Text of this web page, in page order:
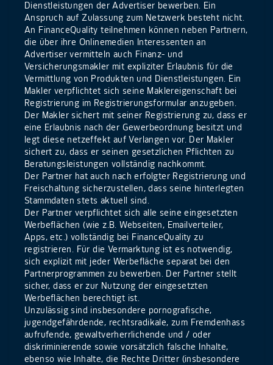
Dienstleistungen der Advertiser bewerben. Ein
Anspruch auf Zulassung zum Netzwerk besteht nicht.
An FinanceQuality teilnehmen können neben Partnern,
die über ihre Onlinemedien Interessenten an
Advertiser vermitteln auch Finanz- und
Versicherungsmakler mit expliziter Erlaubnis für die
Vermittlung von Produkten und Dienstleistungen. Ein
Makler verpflichtet sich seine Maklereigenschaft bei
Registrierung im Registrierungsformular anzugeben.
Der Makler sichert mit seiner Registrierung zu, dass er
eine Erlaubnis nach der Gewerbeordnung besitzt und
legt diese netzeffekt auf Verlangen vor. Der Makler
sichert zu, dass er seinen gesetzlichen Pflichten zu
Beratungsleistungen vollständig nachkommt.
Der Partner hat auch nach erfolgter Registrierung und
Freischaltung sicherzustellen, dass seine hinterlegten
Stammdaten stets aktuell sind.
Der Partner verpflichtet sich alle seine eingesetzten
Werbeflächen (wie z.B. Webseiten, Emailverteiler,
Apps, etc.) vollständig bei FinanceQuality zu
registrieren. Für die Vermarktung ist es notwendig,
sich explizit mit jeder Werbefläche separat bei den
Partnerprogrammen zu bewerben. Der Partner stellt
sicher, dass er zur Nutzung der eingesetzten
Werbeflächen berechtigt ist.
Unzulässig sind insbesondere pornografische,
jugendgefährdende, rechtsradikale, zum Fremdenhass
aufrufende, gewaltverherrlichende und / oder
diskriminierende sowie vorsätzlich falsche Inhalte,
ebenso wie Inhalte, die Rechte Dritter (insbesondere